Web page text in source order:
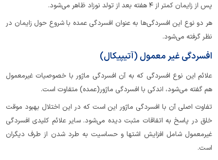
پس از زایمان کمتر از ۴ هفته بعد از تولد نوزاد ظاهر می‌شود.
هر دو نوع این افسردگی‌ها به عنوان افسردگی عمده با شروع حول زایمان در
نظر گرفته می‌شود.
افسردگی غیر معمول (آتیپیکال)
علائم این نوع افسردگی که به آن افسردگی ماژور با خصوصیات غیرمعمول
هم گفته می‌شود، اندکی با افسردگی ماژور(عمده) متفاوت است.
تفاوت اصلی آن با افسردگی ماژور این است که در این اختلال بهبود موقت
خلق در پاسخ به اتفاقات مثبت دیده می‌شود. سایر علائم کلیدی افسردگی
غیرمعمول شامل افزایش اشتها و حساسیت به طرد شدن از طرف دیگران
است.